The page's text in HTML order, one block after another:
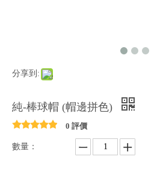
分享到:
純-棒球帽 (帽邊拼色)
0 評價
數量：